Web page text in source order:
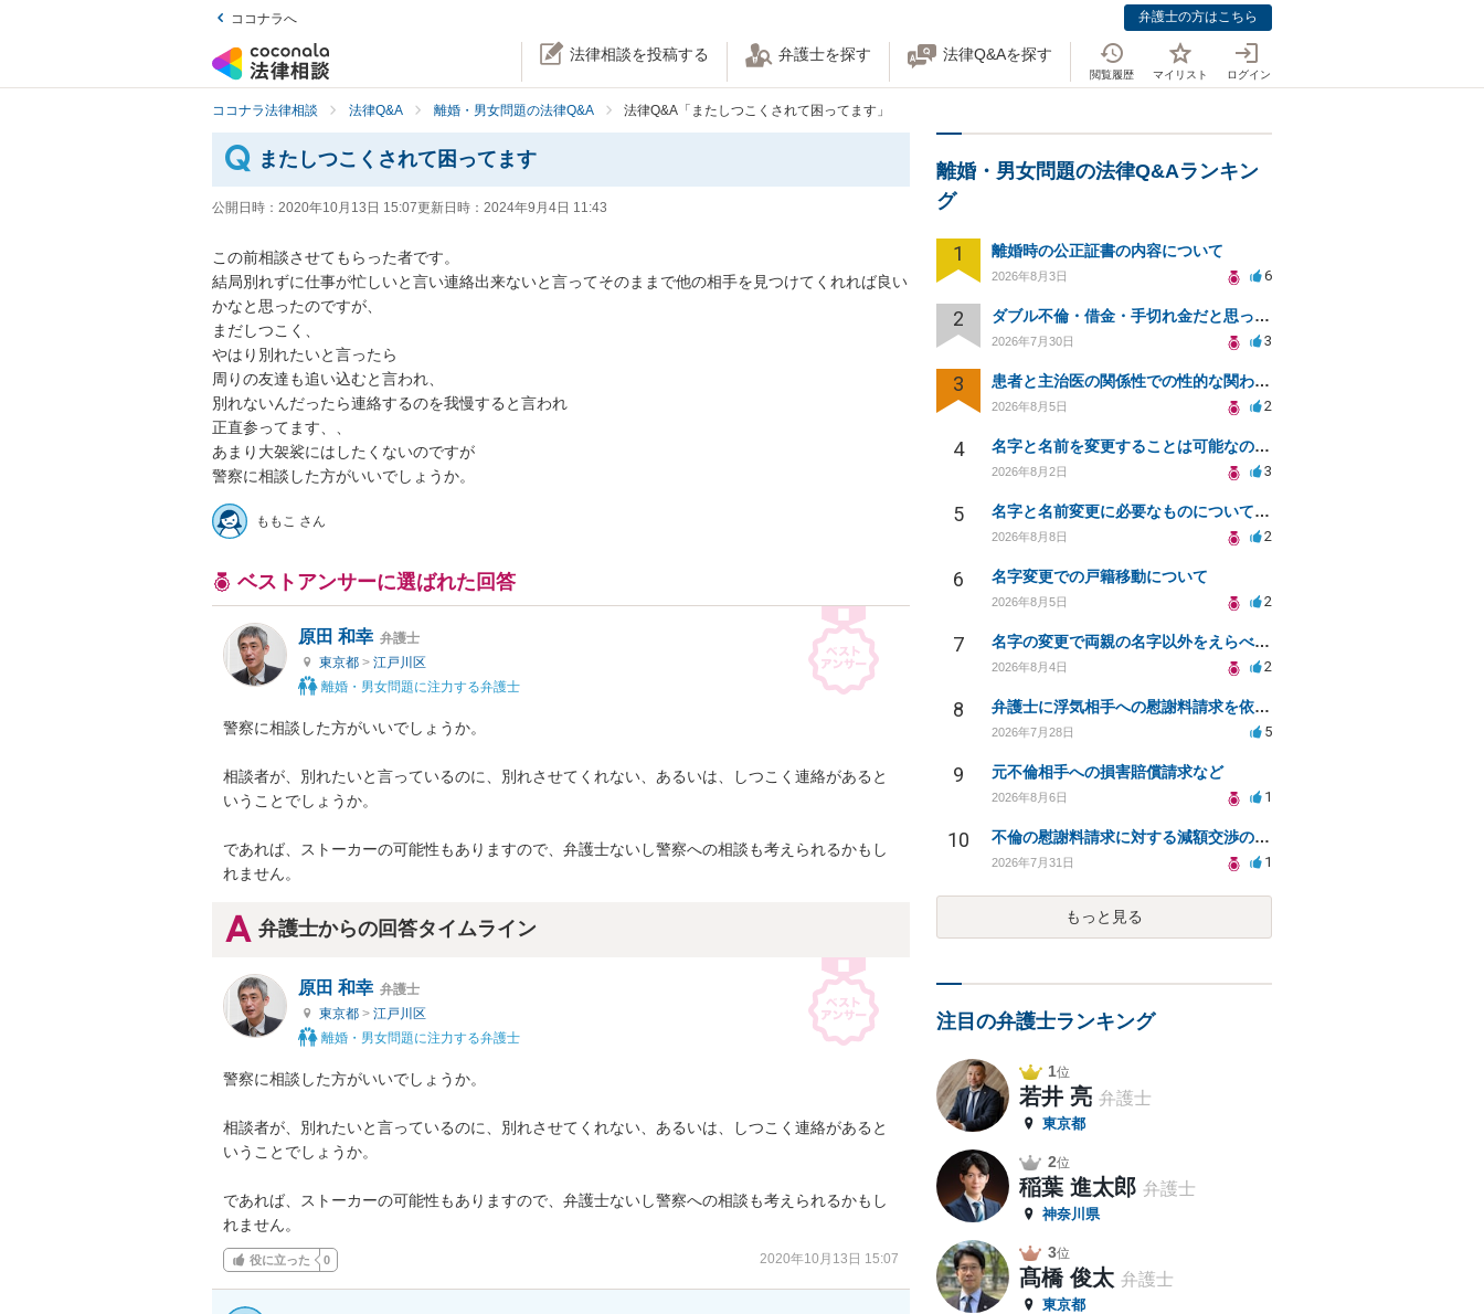
ココナラへ 弁護士の方はこちら
法律相談を投稿する 弁護士を探す 法律Q&Aを探す
閲覧履歴 マイリスト ログイン
ココナラ法律相談 法律Q&A 離婚・男女問題の法律Q&A 法律Q&A「またしつこくされて困ってます」
またしつこくされて困ってます
公開日時： 2020年10月13日 15:07更新日時： 2024年9月4日 11:43
この前相談させてもらった者です。
結局別れずに仕事が忙しいと言い連絡出来ないと言ってそのままで他の相手を見つけてくれれば良い
かなと思ったのですが、
まだしつこく、
やはり別れたいと言ったら
周りの友達も追い込むと言われ、
別れないんだったら連絡するのを我慢すると言われ
正直参ってます、、
あまり大袈裟にはしたくないのですが
警察に相談した方がいいでしょうか。
ももこ さん
ベストアンサーに選ばれた回答
原田 和幸 弁護士
東京都 > 江戸川区
離婚・男女問題に注力する弁護士
警察に相談した方がいいでしょうか。
相談者が、別れたいと言っているのに、別れさせてくれない、あるいは、しつこく連絡があると
いうことでしょうか。
であれば、ストーカーの可能性もありますので、弁護士ないし警察への相談も考えられるかもし
れません。
弁護士からの回答タイムライン
原田 和幸 弁護士
東京都 > 江戸川区
離婚・男女問題に注力する弁護士
警察に相談した方がいいでしょうか。
相談者が、別れたいと言っているのに、別れさせてくれない、あるいは、しつこく連絡があると
いうことでしょうか。
であれば、ストーカーの可能性もありますので、弁護士ないし警察への相談も考えられるかもし
れません。
役に立った 0 2020年10月13日 15:07
離婚・男女問題の法律Q&Aランキン
グ
1 離婚時の公正証書の内容について
2026年8月3日 6
2 ダブル不倫・借金・手切れ金だと思っていたお金を1年後いまさら脅迫罪として通知書が来てまとめて請求
2026年7月30日 3
3 患者と主治医の関係性での性的な関わりからのトラブル
2026年8月5日 2
4 名字と名前を変更することは可能なのか？
2026年8月2日 3
5 名字と名前変更に必要なものについて知りたい
2026年8月8日 2
6 名字変更での戸籍移動について
2026年8月5日 2
7 名字の変更で両親の名字以外をえらべるのか？
2026年8月4日 2
8 弁護士に浮気相手への慰謝料請求を依頼する費用相場は？
2026年7月28日 5
9 元不倫相手への損害賠償請求など
2026年8月6日 1
10 不倫の慰謝料請求に対する減額交渉の可能性と対策
2026年7月31日 1
もっと見る
注目の弁護士ランキング
1位
若井 亮 弁護士
東京都
2位
稲葉 進太郎 弁護士
神奈川県
3位
髙橋 俊太 弁護士
東京都